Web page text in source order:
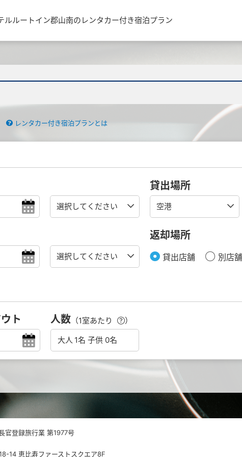
ルルートイン郡山南のレンタカー付き宿泊プラン
レンタカー付き宿泊プランとは
貸出場所
返却場所
貸出店舗 別店舗
ト 人数 （1室あたり ）
官登録旅行業 第1977号
14 恵比寿ファーストスクエア8F